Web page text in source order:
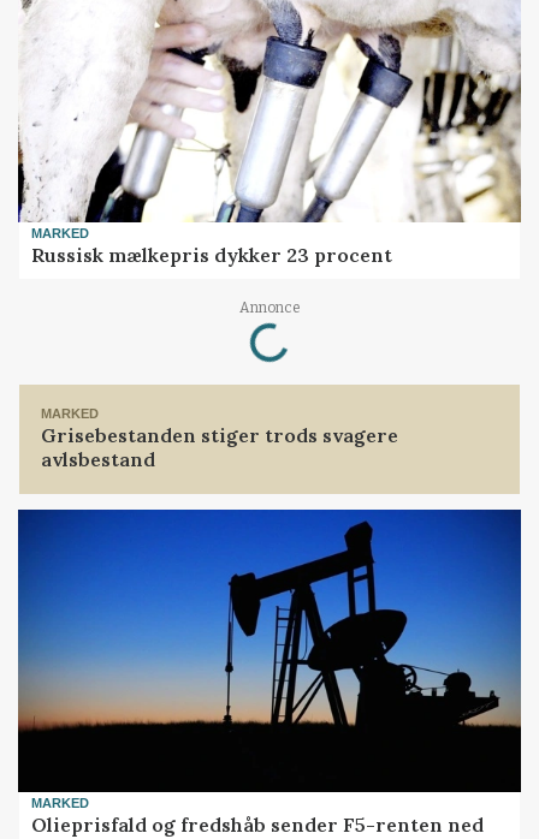
MARKED
Russisk mælkepris dykker 23 procent
Annonce
Loading...
MARKED
Grisebestanden stiger trods svagere
avlsbestand
MARKED
Olieprisfald og fredshåb sender F5-renten ned